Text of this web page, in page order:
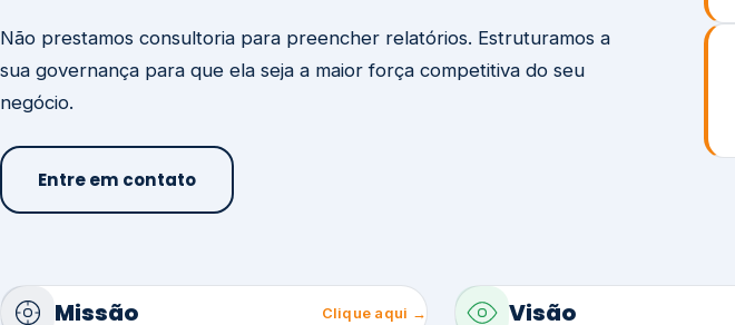
Não prestamos consultoria para preencher relatórios. Estruturamos a
sua governança para que ela seja a maior força competitiva do seu
negócio.
Entre em contato
Missão Clique aqui → Visão